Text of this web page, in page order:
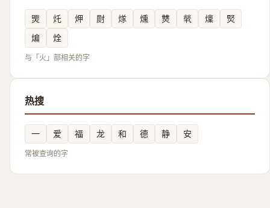
煚 灹 炠 㷉 煫 燻 㸈 㷀 燣
㷂
煸
烇
与「火」部相关的字
热搜
一 爱 福 龙 和 德 静 安
常被查询的字